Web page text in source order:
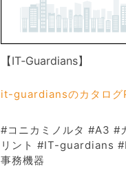
【IT‐Guardians】
it-guardiansのカタログ
#コニカミノルタ #A3 #
リント #IT-guardians
事務機器